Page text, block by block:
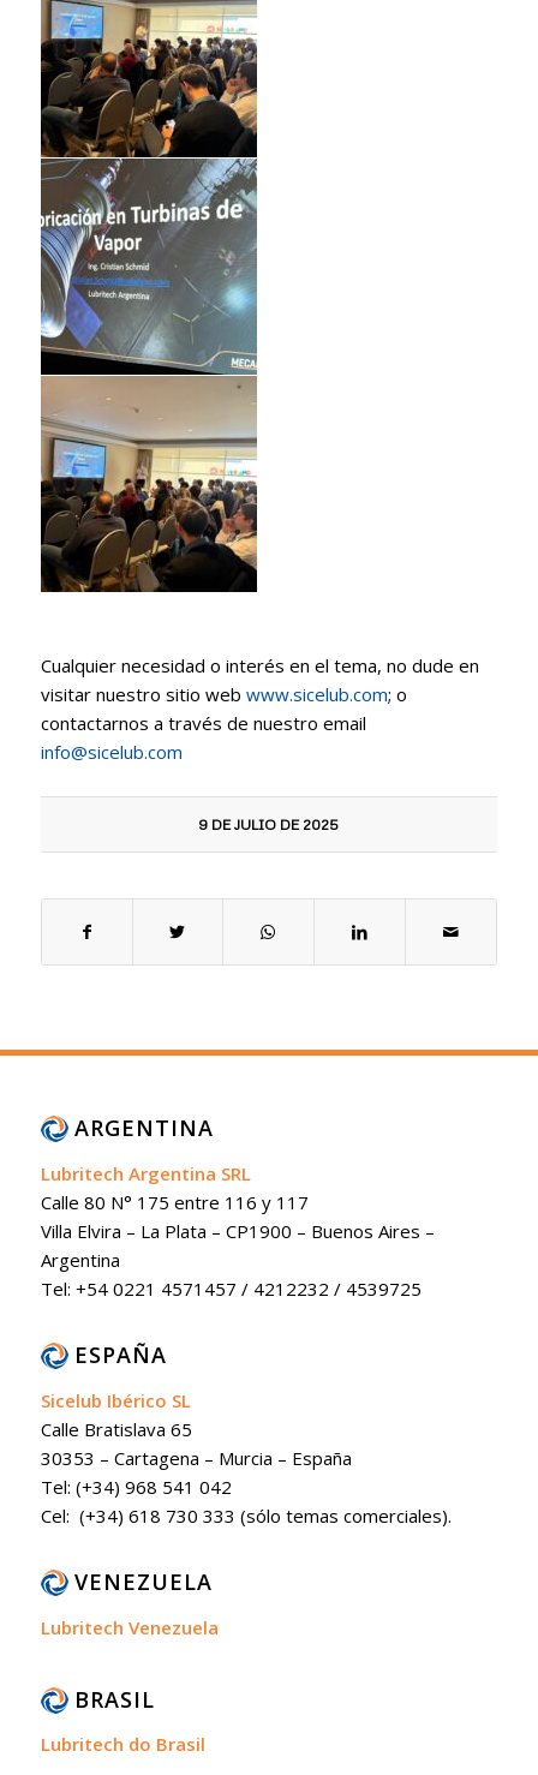
Cualquier necesidad o interés en el tema, no dude en
visitar nuestro sitio web www.sicelub.com; o
contactarnos a través de nuestro email
info@sicelub.com
9 DE JULIO DE 2025
ARGENTINA
Lubritech Argentina SRL
Calle 80 N° 175 entre 116 y 117
Villa Elvira – La Plata – CP1900 – Buenos Aires –
Argentina
Tel: +54 0221 4571457 / 4212232 / 4539725
ESPAÑA
Sicelub Ibérico SL
Calle Bratislava 65
30353 – Cartagena – Murcia – España
Tel: (+34) 968 541 042
Cel: (+34) 618 730 333 (sólo temas comerciales).
VENEZUELA
Lubritech Venezuela
BRASIL
Lubritech do Brasil